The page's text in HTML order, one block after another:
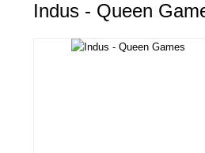
Indus - Queen